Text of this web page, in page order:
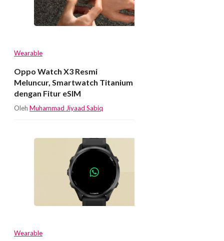
Wearable
Oppo Watch X3 Resmi
Meluncur, Smartwatch Titanium
dengan Fitur eSIM
Oleh Muhammad Jiyaad Sabiq
Wearable